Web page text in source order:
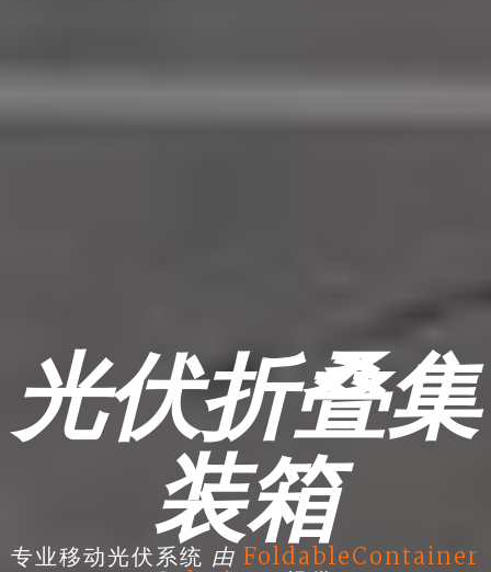
光伏折叠集
装箱
专业移动光伏系统 由 FoldableContainer